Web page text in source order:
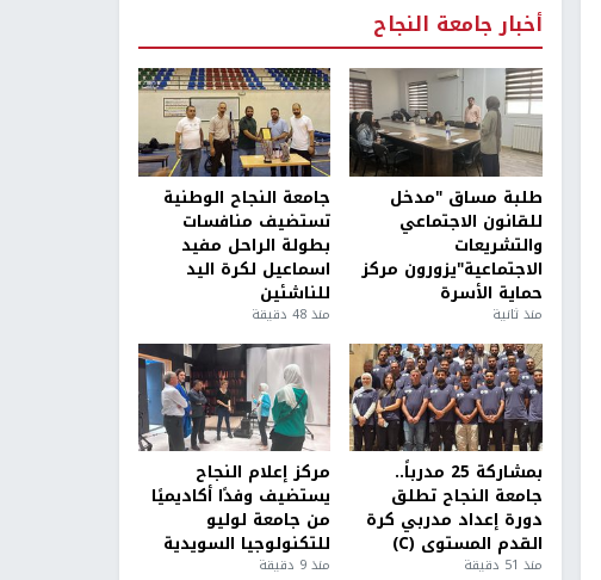
أخبار جامعة النجاح
طلبة مساق "مدخل
للقانون الاجتماعي
والتشريعات
الاجتماعية"يزورون مركز
حماية الأسرة
منذ ثانية
جامعة النجاح الوطنية
تستضيف منافسات
بطولة الراحل مفيد
اسماعيل لكرة اليد
للناشئين
منذ 48 دقيقة
بمشاركة 25 مدرباً..
جامعة النجاح تطلق
دورة إعداد مدربي كرة
القدم المستوى (C)
منذ 51 دقيقة
مركز إعلام النجاح
يستضيف وفدًا أكاديميًا
من جامعة لوليو
للتكنولوجيا السويدية
منذ 9 دقيقة